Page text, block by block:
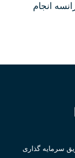
انجام
سرمایه گذاری